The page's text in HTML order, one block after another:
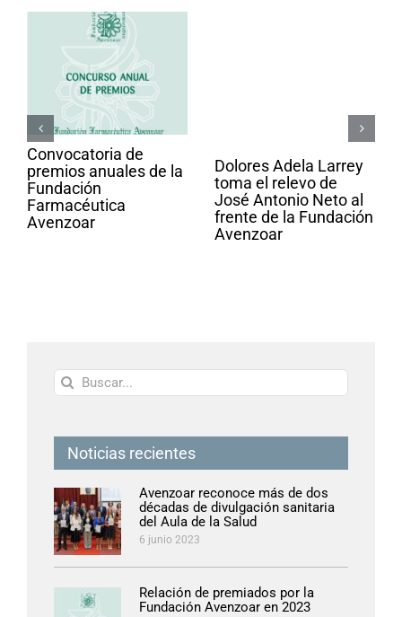
Convocatoria de
premios anuales de la
Fundación
Farmacéutica
Avenzoar
Dolores Adela Larrey
toma el relevo de
José Antonio Neto al
frente de la Fundación
Avenzoar
Buscar:
Noticias recientes
Avenzoar reconoce más de dos
décadas de divulgación sanitaria
del Aula de la Salud
6 junio 2023
Relación de premiados por la
Fundación Avenzoar en 2023